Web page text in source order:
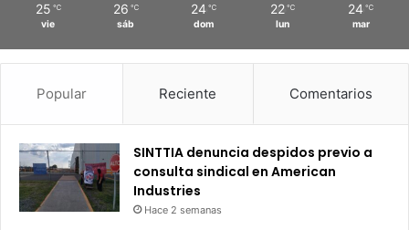
25 ℃
vie
26 ℃
sáb
24 ℃
dom
22 ℃
lun
24 ℃
mar
Popular Reciente Comentarios
SINTTIA denuncia despidos previo a
consulta sindical en American
Industries
Hace 2 semanas